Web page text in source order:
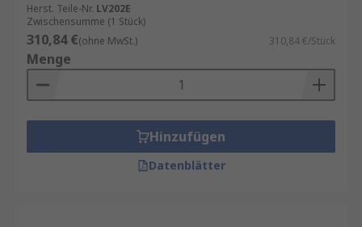
Herst. Teile-Nr. LV202E
Zwischensumme (1 Stück)
310,84 €(ohne MwSt.) 310,84 €/Stück
Menge
Hinzufügen
Datenblätter